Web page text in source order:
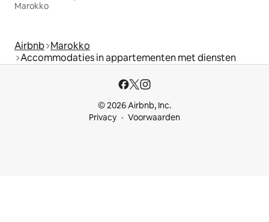
Marokko
Airbnb Marokko
Accommodaties in appartementen met diensten
© 2026 Airbnb, Inc.
Privacy
Voorwaarden